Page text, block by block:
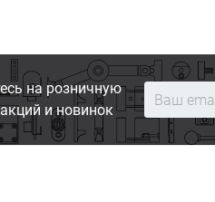
на розничную
и новинок